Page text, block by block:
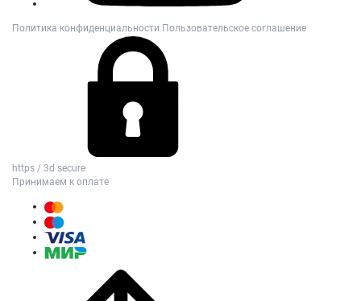
Политика конфиденциальности Пользовательское соглашение
https / 3d secure
Принимаем к оплате